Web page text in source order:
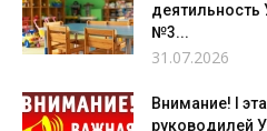
№3...
31.07.2026
Внимание! I
руководилей